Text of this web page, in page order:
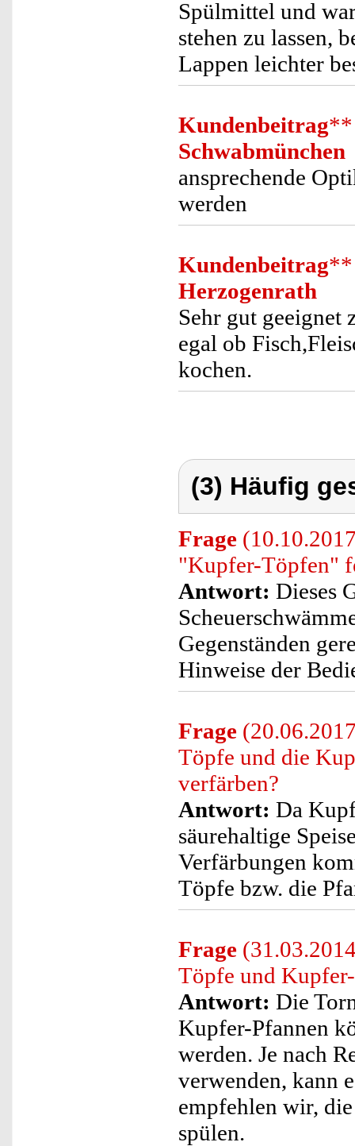
Spülmittel und
stehen zu lassen,
Lappen leichter
Kundenbeitrag**
Schwabmünchen
ansprechende
werden
Kundenbeitrag**
Herzogenrath
Sehr gut geeignet
egal ob
kochen.
(3) Häufig
Frage
"Kupfer-Töpfen"
Antwort: Dieses
Gegenständen
Hinweise der
Frage
Töpfe und die
verfärben?
Antwort: Da
säurehaltige
Verfärbungen
Töpfe bzw. die
Frage
Töpfe und
Antwort: Die
Kupfer-Pfannen
werden. Je nach
verwenden, kann
empfehlen wir,
spülen.